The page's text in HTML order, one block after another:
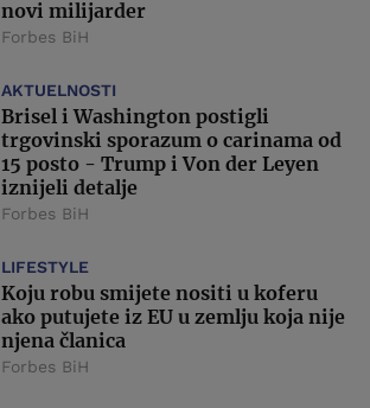
novi milijarder
Forbes BiH
AKTUELNOSTI
Brisel i Washington postigli
trgovinski sporazum o carinama od
15 posto - Trump i Von der Leyen
iznijeli detalje
Forbes BiH
LIFESTYLE
Koju robu smijete nositi u koferu
ako putujete iz EU u zemlju koja nije
njena članica
Forbes BiH